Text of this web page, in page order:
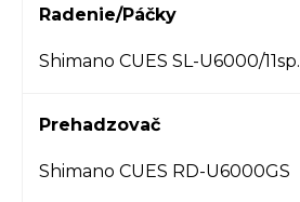
Radenie/Páčky
Shimano CUES SL-U6000/11sp.
Prehadzovač
Shimano CUES RD-U6000GS